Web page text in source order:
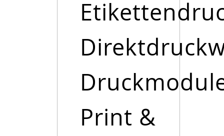
Print &